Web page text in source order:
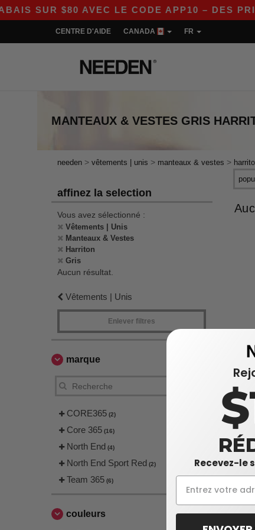
SUR $80 AVEC LE CODE APP10 – DES PRIX
CENTRE D'AIDE CANADA FR
MANTEAUX & VESTES GRIS
needen > vêtements | unis > manteaux & vestes >
affinez la selection
Vous avez sélectionné :
Vêtements | Unis
Manteaux & Vestes
Harriton
Gris
Aucun résultat.
Vêtements | Unis
Enlever filtres
marque
CORE365 (2)
Core 365 (16)
North End (4)
North End Sport Red (2)
Team 365 (6)
couleurs
Recevez-le